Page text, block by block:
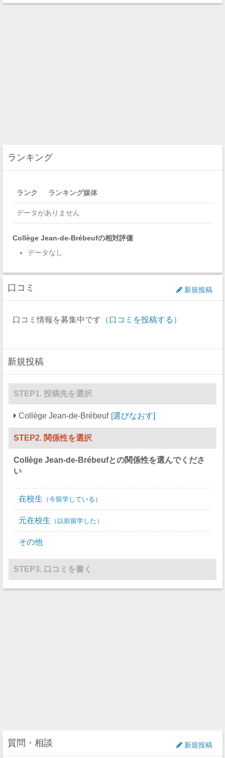
ランキング
ランク ランキング媒体
データがありません
Collège Jean-de-Brébeufの相対評価
データなし
口コミ 新規投稿
口コミ情報を募集中です （口コミを投稿する）
新規投稿
STEP1. 投稿先を選択
Collège Jean-de-Brébeuf 選びなおす
STEP2. 関係性を選択
Collège Jean-de-Brébeufとの関係性を選んでくださ
い
在校生 今留学している
元在校生 以前留学した
その他
STEP3. 口コミを書く
質問・相談 新規投稿